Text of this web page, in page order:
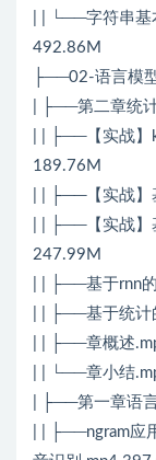
| | └──字符串
492.86M
├──02-语言模
| ├──第二章统
| | ├──【实战
189.76M
| | ├──【实战
| | ├──【实战
247.99M
| | ├──基于rnn
| | ├──基于统
| | ├──章概述
| | └──章小结
| ├──第一章语
| | ├──ngram应